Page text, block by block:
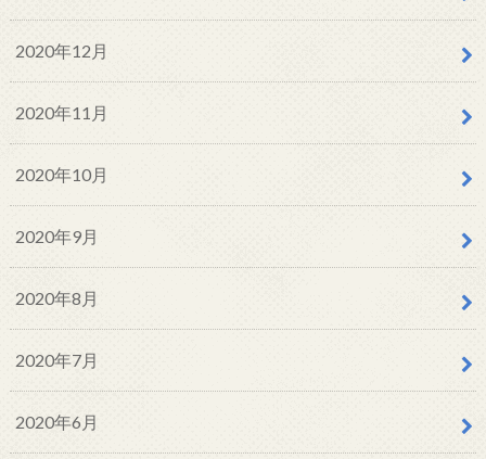
2020年12月
2020年11月
2020年10月
2020年9月
2020年8月
2020年7月
2020年6月